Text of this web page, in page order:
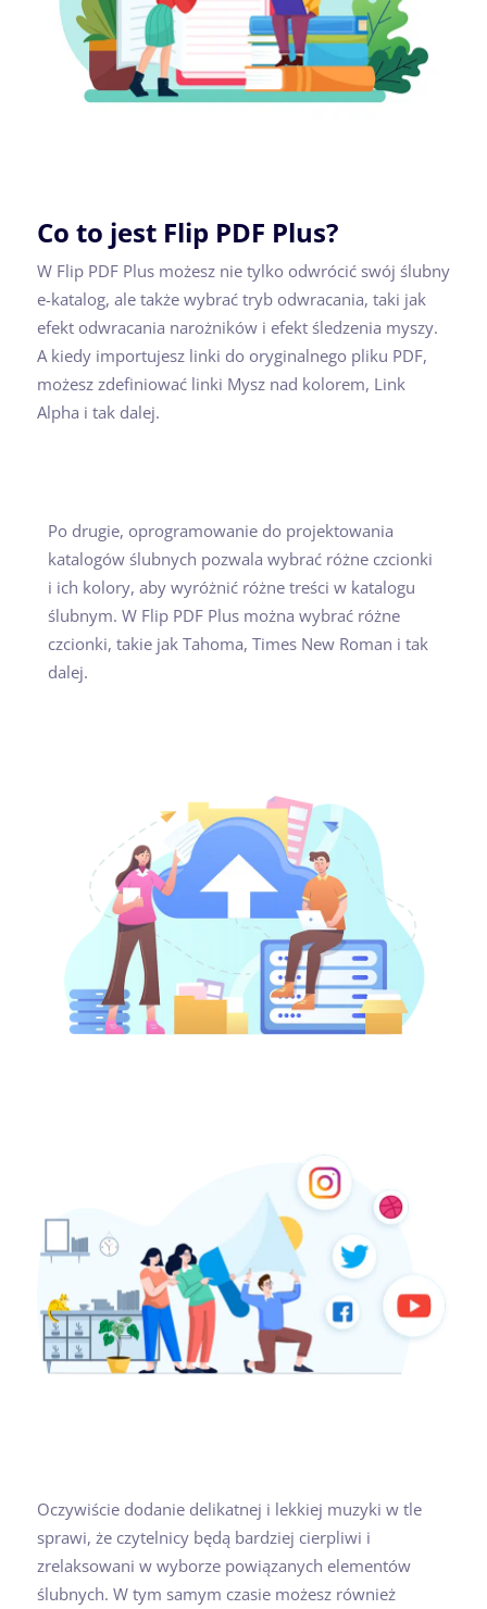
Co to jest Flip PDF Plus?
W Flip PDF Plus możesz nie tylko odwrócić swój ślubny
e-katalog, ale także wybrać tryb odwracania, taki jak
efekt odwracania narożników i efekt śledzenia myszy.
A kiedy importujesz linki do oryginalnego pliku PDF,
możesz zdefiniować linki Mysz nad kolorem, Link
Alpha i tak dalej.
Po drugie, oprogramowanie do projektowania
katalogów ślubnych pozwala wybrać różne czcionki
i ich kolory, aby wyróżnić różne treści w katalogu
ślubnym. W Flip PDF Plus można wybrać różne
czcionki, takie jak Tahoma, Times New Roman i tak
dalej.
Oczywiście dodanie delikatnej i lekkiej muzyki w tle
sprawi, że czytelnicy będą bardziej cierpliwi i
zrelaksowani w wyborze powiązanych elementów
ślubnych. W tym samym czasie możesz również